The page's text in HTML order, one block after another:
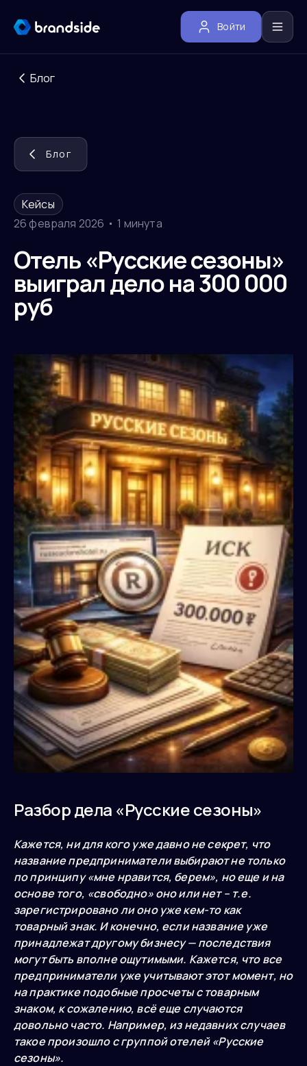
Войти
Блог
Блог
Кейсы
26 февраля 2026
1 минута
Отель «Русские сезоны»
выиграл дело на 300 000
руб
Разбор дела «Русские сезоны»
Кажется, ни для кого уже давно не секрет, что
название предприниматели выбирают не только
по принципу «мне нравится, берем», но еще и на
основе того, «свободно» оно или нет – т.е.
зарегистрировано ли оно уже кем-то как
товарный знак. И конечно, если название уже
принадлежат другому бизнесу — последствия
могут быть вполне ощутимыми. Кажется, что все
предприниматели уже учитывают этот момент, но
на практике подобные просчеты с товарным
знаком, к сожалению, всё еще случаются
довольно часто. Например, из недавних случаев
такое произошло с группой отелей «Русские
сезоны».